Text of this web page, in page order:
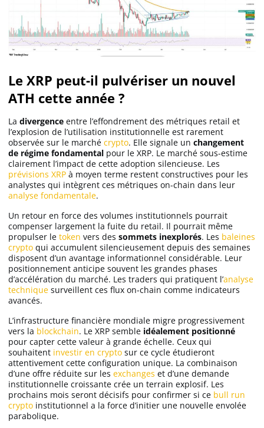
Le XRP peut-il pulvériser un nouvel
ATH cette année ?
La divergence entre l’effondrement des métriques retail et
l’explosion de l’utilisation institutionnelle est rarement
observée sur le marché crypto. Elle signale un changement
de régime fondamental pour le XRP. Le marché sous-estime
clairement l’impact de cette adoption silencieuse. Les
prévisions XRP à moyen terme restent constructives pour les
analystes qui intègrent ces métriques on-chain dans leur
analyse fondamentale.
Un retour en force des volumes institutionnels pourrait
compenser largement la fuite du retail. Il pourrait même
propulser le token vers des sommets inexplorés. Les baleines
crypto qui accumulent silencieusement depuis des semaines
disposent d’un avantage informationnel considérable. Leur
positionnement anticipe souvent les grandes phases
d’accélération du marché. Les traders qui pratiquent l’analyse
technique surveillent ces flux on-chain comme indicateurs
avancés.
L’infrastructure financière mondiale migre progressivement
vers la blockchain. Le XRP semble idéalement positionné
pour capter cette valeur à grande échelle. Ceux qui
souhaitent investir en crypto sur ce cycle étudieront
attentivement cette configuration unique. La combinaison
d’une offre réduite sur les exchanges et d’une demande
institutionnelle croissante crée un terrain explosif. Les
prochains mois seront décisifs pour confirmer si ce bull run
crypto institutionnel a la force d’initier une nouvelle envolée
parabolique.